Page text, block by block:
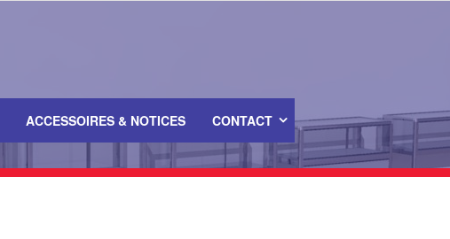
ACCESSOIRES & NOTICES CONTACT